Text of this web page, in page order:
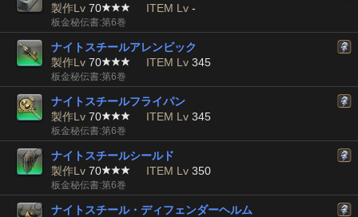
製作Lv 70 ITEM Lv -
板金秘伝書:第6巻
ナイトスチールアレンビック
製作Lv 70 ITEM Lv 345
板金秘伝書:第6巻
ナイトスチールフライパン
製作Lv 70 ITEM Lv 345
板金秘伝書:第6巻
ナイトスチールシールド
製作Lv 70 ITEM Lv 350
板金秘伝書:第6巻
ナイトスチール・ディフェンダーヘルム